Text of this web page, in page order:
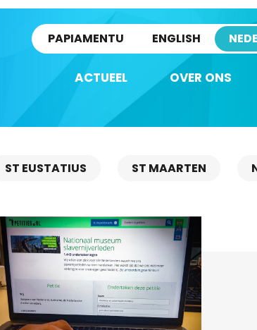
PAPIAMENTU ENGLISH
ACTUEEL OVER ONS
ST EUSTATIUS ST MAARTEN